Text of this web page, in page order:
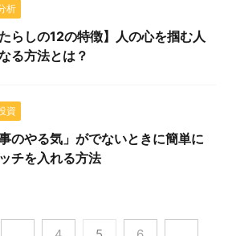
析
たらしの12の特徴】人の心を掴む人
る方法とは？
資
事のやる気」がでないときに簡単に
チを入れる方法